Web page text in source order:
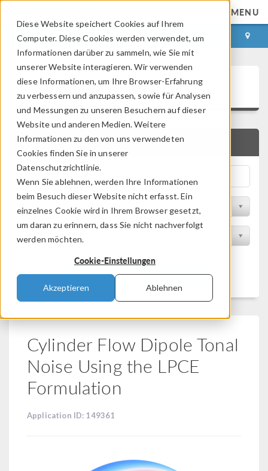
Diese Website speichert Cookies auf Ihrem
Computer. Diese Cookies werden verwendet, um
Informationen darüber zu sammeln, wie Sie mit
unserer Website interagieren. Wir verwenden
diese Informationen, um Ihre Browser-Erfahrung
zu verbessern und anzupassen, sowie für Analysen
und Messungen zu unseren Besuchern auf dieser
Website und anderen Medien. Weitere
Informationen zu den von uns verwendeten
Cookies finden Sie in unserer
Datenschutzrichtlinie.
Wenn Sie ablehnen, werden Ihre Informationen
beim Besuch dieser Website nicht erfasst. Ein
einzelnes Cookie wird in Ihrem Browser gesetzt,
um daran zu erinnern, dass Sie nicht nachverfolgt
werden möchten.
Cookie-Einstellungen
Akzeptieren Ablehnen
MENU
ANMELDEN KONTAKT
Application Gallery
SCHNELLSUCHE
Nach Themenbereich filtern
Nach Produkt filtern
Filtern
Cylinder Flow Dipole Tonal
Noise Using the LPCE
Formulation
Application ID: 149361